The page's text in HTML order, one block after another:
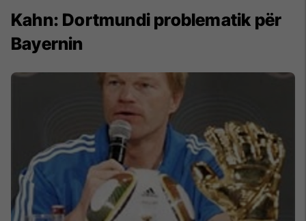
Kahn: Dortmundi problematik për
Bayernin